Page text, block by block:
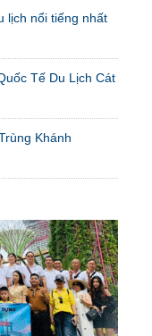
lịch nổi tiếng nhất
Tế Du Lịch Cát
Khánh